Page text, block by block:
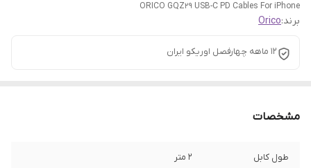
ORICO GQZ29 USB-C PD Cables For iPhone
برند:Orico
12 ماهه چهارفصل اوریکو ایران
مشخصات
طول کابل 2 متر